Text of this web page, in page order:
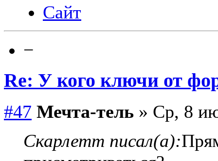
Сайт
−
Re: У кого ключи от
#47 Мечта-тель » Ср, 8
Скарлетт писал(а):